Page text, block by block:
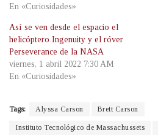
En «Curiosidades»
Así se ven desde el espacio el
helicóptero Ingenuity y el róver
Perseverance de la NASA
viernes, 1 abril 2022 7:30 AM
En «Curiosidades»
Tags: Alyssa Carson Brett Carson
Instituto Tecnológico de Massachussets